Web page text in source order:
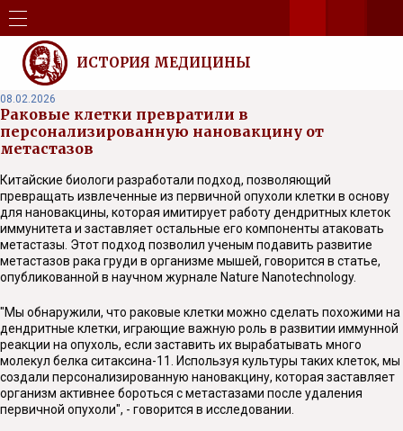
ИСТОРИЯ МЕДИЦИНЫ
08.02.2026
Раковые клетки превратили в
персонализированную нановакцину от
метастазов
Китайские биологи разработали подход, позволяющий
превращать извлеченные из первичной опухоли клетки в основу
для нановакцины, которая имитирует работу дендритных клеток
иммунитета и заставляет остальные его компоненты атаковать
метастазы. Этот подход позволил ученым подавить развитие
метастазов рака груди в организме мышей, говорится в статье,
опубликованной в научном журнале Nature Nanotechnology.
"Мы обнаружили, что раковые клетки можно сделать похожими на
дендритные клетки, играющие важную роль в развитии иммунной
реакции на опухоль, если заставить их вырабатывать много
молекул белка ситаксина-11. Используя культуры таких клеток, мы
создали персонализированную нановакцину, которая заставляет
организм активнее бороться с метастазами после удаления
первичной опухоли", - говорится в исследовании.